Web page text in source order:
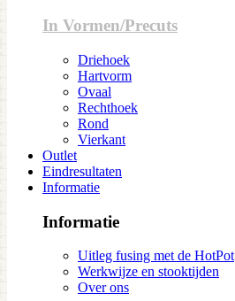
In Vormen/Precuts
Driehoek
Hartvorm
Ovaal
Rechthoek
Rond
Vierkant
Outlet
Eindresultaten
Informatie
Informatie
Uitleg fusing met de HotPot
Werkwijze en stooktijden
Over ons